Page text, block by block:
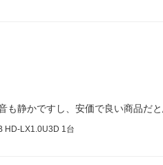
静かですし、安価で良い商品だと
HD-LX1.0U3D 1台